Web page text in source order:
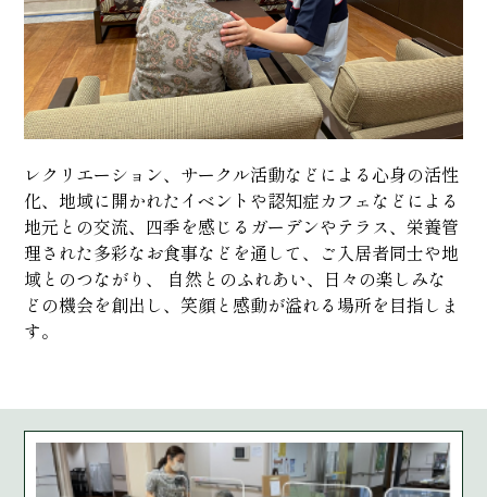
レクリエーション、サークル活動などによる心身の活性
化、地域に開かれたイベントや認知症カフェなどによる
地元との交流、四季を感じるガーデンやテラス、栄養管
理された多彩なお食事などを通して、ご入居者同士や地
域とのつながり、 自然とのふれあい、日々の楽しみな
どの機会を創出し、笑顔と感動が溢れる場所を目指しま
す。